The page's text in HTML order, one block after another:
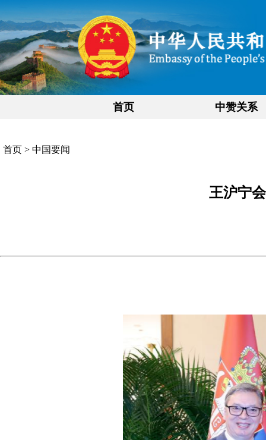
首页 中赞关系
首页 > 中国要闻
王沪宁